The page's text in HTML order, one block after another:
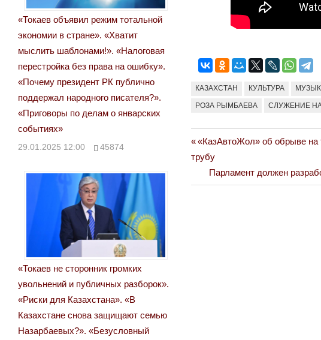
КАЗАХСТАН КУЛЬТУРА
РОЗА РЫМБАЕВА СЛУЖЕНИЕ
Навигация
Previous
Post:
«КазАвтоЖол» об обрыве на
трубу
Next
Post:
Парламент должен
«Токаев объявил режим тотальной
экономии в стране». «Хватит
мыслить шаблонами!». «Налоговая
перестройка без права на ошибку».
«Почему президент РК публично
поддержал народного писателя?».
«Приговоры по делам о январских
событиях»
29.01.2025 12:00 45874
«Токаев не сторонник громких
увольнений и публичных разборок».
«Риски для Казахстана». «В
Казахстане снова защищают семью
Назарбаевых?». «Безусловный